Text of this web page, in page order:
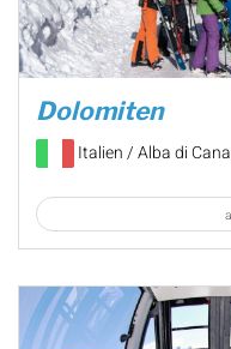
Dolomiten
Italien / Alba di